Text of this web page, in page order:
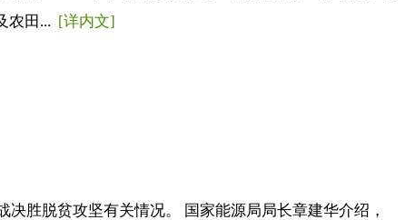
农田... [详内文]
胜脱贫攻坚有关情况。 国家能源局局长章建华介绍，